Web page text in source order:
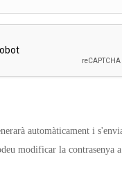
automàticament i
modificar la contrasenya